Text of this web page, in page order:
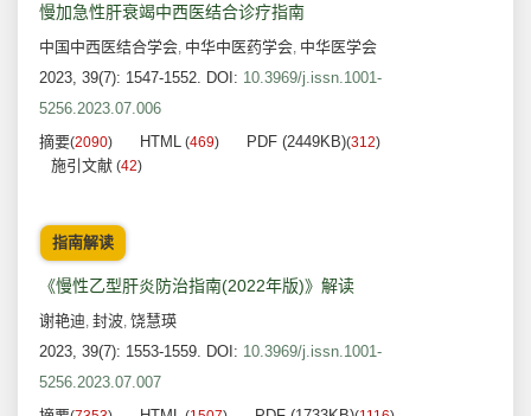
慢加急性肝衰竭中西医结合诊疗指南
中国中西医结合学会, 中华中医药学会, 中华医学会
2023, 39(7): 1547-1552. DOI: 10.3969/j.issn.1001-
5256.2023.07.006
摘要(2090) HTML (469) PDF (2449KB)(312)
施引文献 (42)
指南解读
《慢性乙型肝炎防治指南(2022年版)》解读
谢艳迪, 封波, 饶慧瑛
2023, 39(7): 1553-1559. DOI: 10.3969/j.issn.1001-
5256.2023.07.007